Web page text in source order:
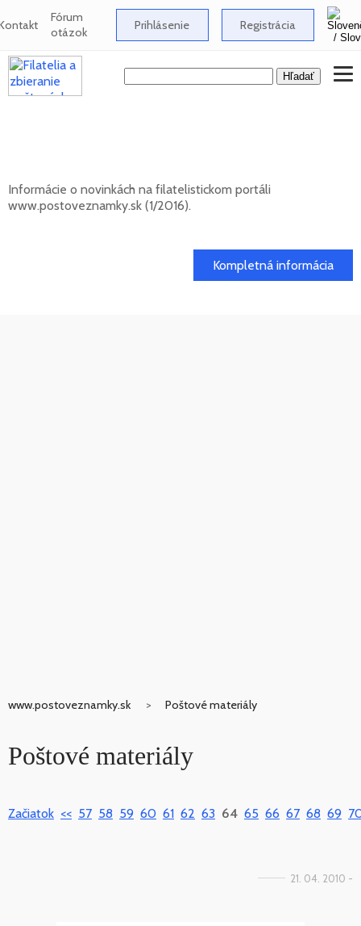
Fórum
otázok Prihlásenie Registrácia
Informácie o novinkách na filatelistickom portáli
www.postoveznamky.sk (1/2016).
Kompletná informácia
www.postoveznamky.sk Poštové materiály
Poštové materiály
Začiatok << 57 58 59 60 61 62 63 64 65 66 67 68 69
21. 04. 2010 -